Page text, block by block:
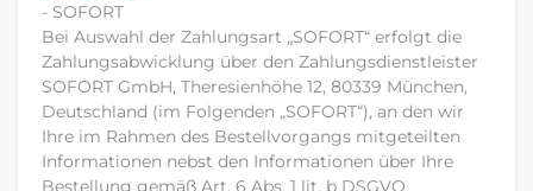
- SOFORT
Bei Auswahl der Zahlungsart „SOFORT“ erfolgt die
Zahlungsabwicklung über den Zahlungsdienstleister
SOFORT GmbH, Theresienhöhe 12, 80339 München,
Deutschland (im Folgenden „SOFORT“), an den wir
Ihre im Rahmen des Bestellvorgangs mitgeteilten
Informationen nebst den Informationen über Ihre
Bestellung gemäß Art. 6 Abs. 1 lit. b DSGVO